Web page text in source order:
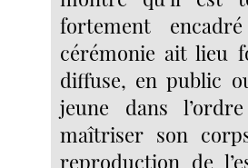
fortement
cérémonie ait lieu
diffuse, en public
jeune dans
maîtriser son
reproduction de